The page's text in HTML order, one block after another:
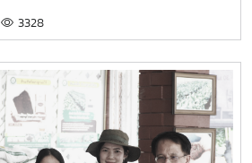
นการปฏิบัติงานของเจ้าหน้าที่ที่ปฏิบัติ
บัติงานดับไฟป่าในพื้นที่ในพื้นที่อำเภอ
3328